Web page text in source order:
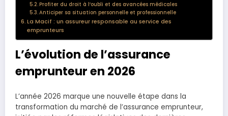
Profiter du droit à l’oubli et des avancées médicales
Anticiper sa situation personnelle et professionnelle
La Macif : un assureur responsable au service des
emprunteurs
L’évolution de l’assurance
emprunteur en 2026
L’année 2026 marque une nouvelle étape dans la
transformation du marché de l’assurance emprunteur,